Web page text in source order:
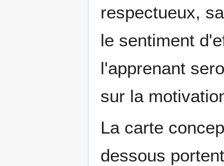
respectueux,
le sentiment
l'apprenant
sur la
La carte
dessous